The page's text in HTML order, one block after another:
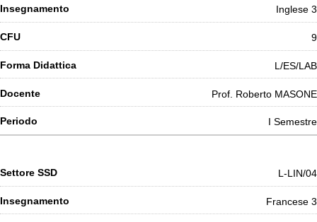
Inglese 3
9
L/ES/LAB
Prof. Roberto MASONE
I Semestre
L-LIN/04
Francese 3